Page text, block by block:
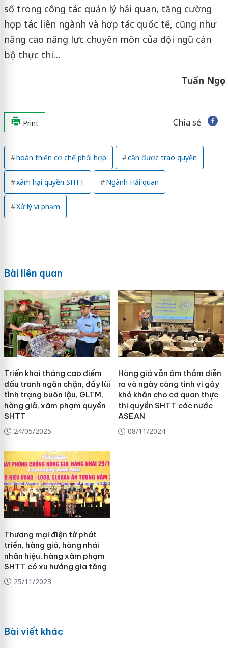
số trong công tác quản lý hải quan, tăng cường
hợp tác liên ngành và hợp tác quốc tế, cũng như
nâng cao năng lực chuyên môn của đội ngũ cán
bộ thực thi…
Tuấn Ngọc
Print Chia sẻ
hoàn thiện cơ chế phối hợp cần được trao quyền
xâm hại quyền SHTT Ngành Hải quan
Xử lý vi phạm
Bài liên quan
Triển khai tháng cao điểm
đấu tranh ngăn chặn, đẩy lùi
tình trạng buôn lậu, GLTM,
hàng giả, xâm phạm quyền
SHTT
24/05/2025
Hàng giả vẫn âm thầm diễn
ra và ngày càng tinh vi gây
khó khăn cho cơ quan thực
thi quyền SHTT các nước
ASEAN
08/11/2024
Thương mại điện tử phát
triển, hàng giả, hàng nhái
nhãn hiệu, hàng xâm phạm
SHTT có xu hướng gia tăng
25/11/2023
Bài viết khác